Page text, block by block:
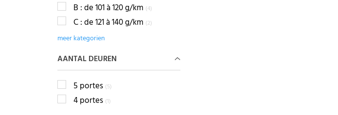
B : de 101 à 120 g/km (4)
C : de 121 à 140 g/km (2)
meer kategorien
AANTAL DEUREN
5 portes (5)
4 portes (1)